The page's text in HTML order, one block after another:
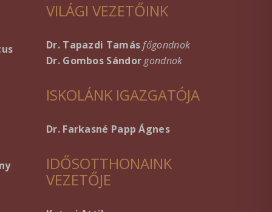
VILÁGI VEZETŐINK
Dr. Tapazdi Tamásfőgondnok
Dr. Gombos Sándorgondnok
ISKOLÁNK IGAZGATÓJA
Dr. Farkasné Papp Ágnes
IDŐSOTTHONAINK
VEZETŐJE